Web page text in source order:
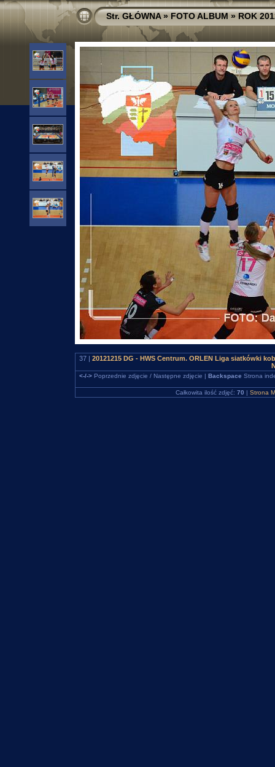
Str. GŁÓWNA»FOTO ALBUM»ROK
37 | 20121215 DG - HWS Centrum. ORLEN Liga siatkówki
<-/->Poprzednie zdjęcie / Następne zdjęcie | Backspace Strona
Całkowita ilość zdjęć: 70 | Strona